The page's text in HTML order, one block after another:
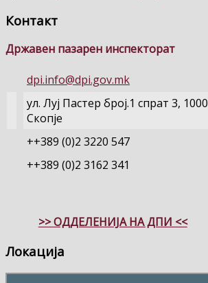
Контакт
Државен пазарен инспекторат
dpi.info@dpi.gov.mk
ул. Луј Пастер број.1 спрат 3, 1000
Скопје
++389 (0)2 3220 547
++389 (0)2 3162 341
>> ОДДЕЛЕНИЈА НА ДПИ <<
Локација